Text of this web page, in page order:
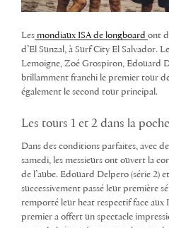
Les mondiaux ISA de longboard ont
d’El Sunzal, à Surf City El Salvador.
Lemoigne, Zoé Grospiron, Edouard
brillamment franchi le premier tour
également le second tour principal.
Les tours 1 et 2 dans la
Dans des conditions parfaites, avec
samedi, les messieurs ont ouvert la
de l’aube. Edouard Delpero (série 2)
successivement passé leur première
remporté leur heat respectif face aux
premier a offert un spectacle